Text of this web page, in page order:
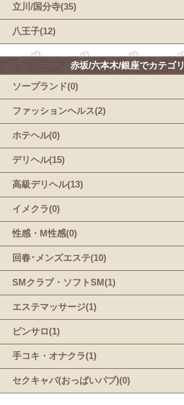
立川/国分寺(35)
八王子(12)
赤坂/六本木/銀座でカテゴ
ソープランド(0)
ファッションヘルス(2)
ホテヘル(0)
デリヘル(15)
高級デリヘル(13)
イメクラ(0)
性感・M性感(0)
回春･メンズエステ(10)
SMクラブ・ソフトSM(1)
エステマッサージ(1)
ピンサロ(1)
手コキ・オナクラ(1)
セクキャバ(おっぱいパブ)(0)